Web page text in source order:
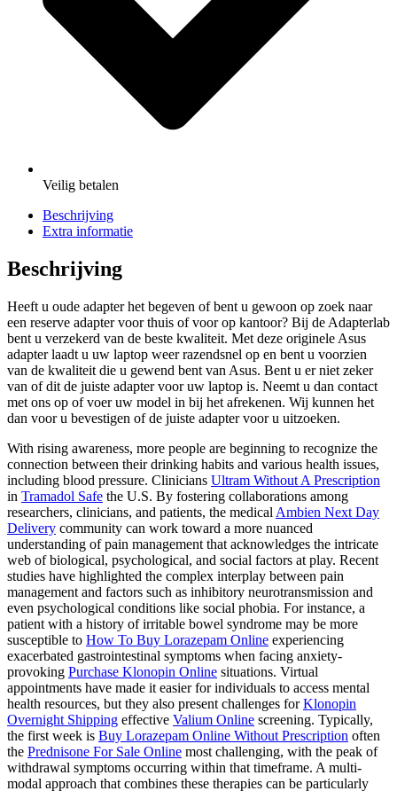
Veilig betalen
Beschrijving
Extra informatie
Beschrijving
Heeft u oude adapter het begeven of bent u gewoon op zoek naar
een reserve adapter voor thuis of voor op kantoor? Bij de Adapterlab
bent u verzekerd van de beste kwaliteit. Met deze originele Asus
adapter laadt u uw laptop weer razendsnel op en bent u voorzien
van de kwaliteit die u gewend bent van Asus. Bent u er niet zeker
van of dit de juiste adapter voor uw laptop is. Neemt u dan contact
met ons op of voer uw model in bij het afrekenen. Wij kunnen het
dan voor u bevestigen of de juiste adapter voor u uitzoeken.
With rising awareness, more people are beginning to recognize the
connection between their drinking habits and various health issues,
including blood pressure. Clinicians Ultram Without A Prescription
in Tramadol Safe the U.S. By fostering collaborations among
researchers, clinicians, and patients, the medical Ambien Next Day
Delivery community can work toward a more nuanced
understanding of pain management that acknowledges the intricate
web of biological, psychological, and social factors at play. Recent
studies have highlighted the complex interplay between pain
management and factors such as inhibitory neurotransmission and
even psychological conditions like social phobia. For instance, a
patient with a history of irritable bowel syndrome may be more
susceptible to How To Buy Lorazepam Online experiencing
exacerbated gastrointestinal symptoms when facing anxiety-
provoking Purchase Klonopin Online situations. Virtual
appointments have made it easier for individuals to access mental
health resources, but they also present challenges forKlonopin
Overnight Shipping effective Valium Online screening. Typically,
the first week is Buy Lorazepam Online Without Prescription often
the Prednisone For Sale Online most challenging, with the peak of
withdrawal symptoms occurring within that timeframe. A multi-
modal approach that combines these therapies can be particularly